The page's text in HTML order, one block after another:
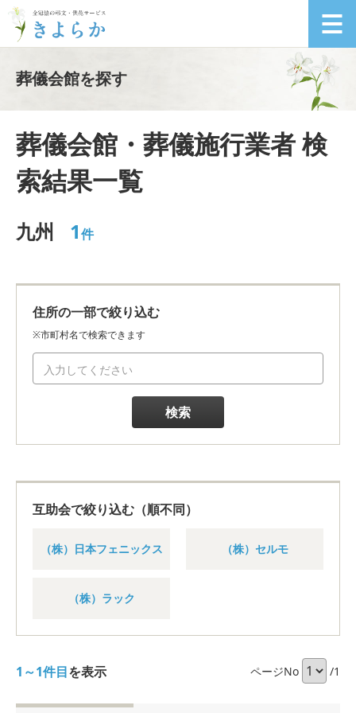
葬儀会館を探す
葬儀会館・葬儀施行業者 検
索結果一覧
九州 1件
住所の一部で絞り込む
※市町村名で検索できます
検索
互助会で絞り込む（順不同）
（株）日本フェニックス （株）セルモ
（株）ラック
1～1件目を表示 ページNo /1